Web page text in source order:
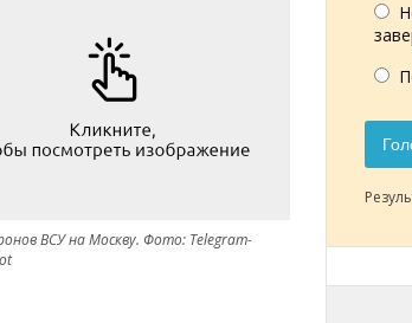
ВСУ на Москву. Фото: Telegram-